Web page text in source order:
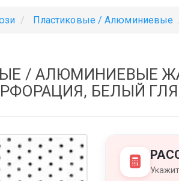
Пластиковые / Алюминиевые
/ АЛЮМИНИЕВЫЕ
БЕЛЫЙ